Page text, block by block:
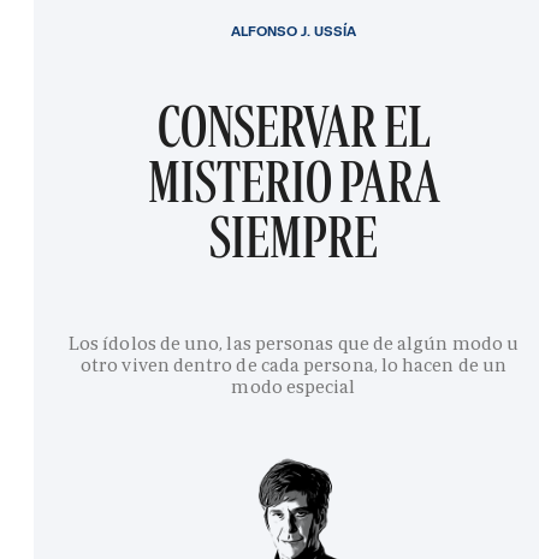
CONSERVAR EL
MISTERIO PARA
SIEMPRE
Los ídolos de uno, las personas que de algún modo u
otro viven dentro de cada persona, lo hacen de un
modo especial
ALFONSO J. USSÍA